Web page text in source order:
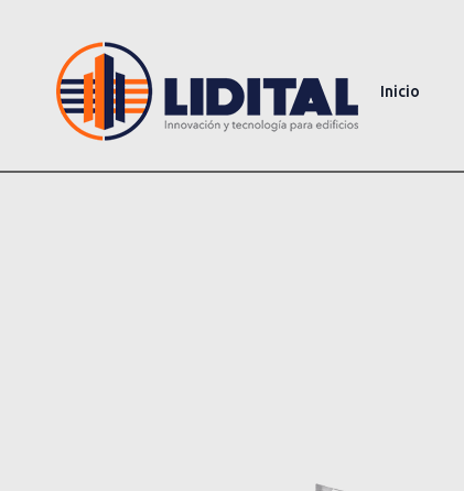
Inicio